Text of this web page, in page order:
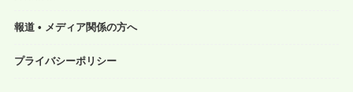
報道 • メディア関係の方へ
プライバシーポリシー